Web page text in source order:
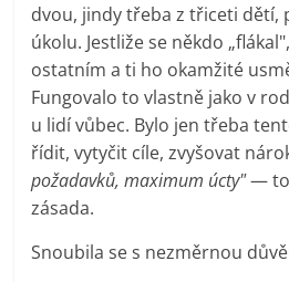
dvou, jindy třeba z třiceti dětí,
úkolu. Jestliže se někdo
ostatním a ti ho okamžité
Fungovalo to vlastně jako v
u lidí vůbec. Bylo jen třeba
řídit, vytyčit cíle, zvyšovat
požadavků, maximum úcty"— to
zásada.
Snoubila se s nezměrnou